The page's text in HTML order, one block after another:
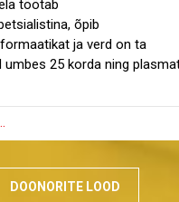
töötab
õpib
ja verd on ta
umbes 25 korda ning
DOONORITE LOOD